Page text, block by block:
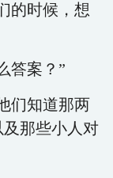
的时候，想
答案？”
们知道那两
那些小人对